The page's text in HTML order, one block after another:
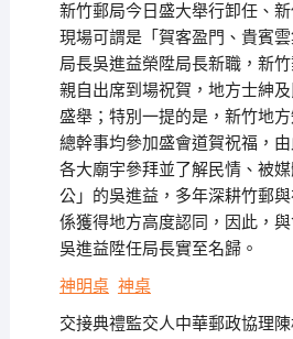
新竹郵局今日盛大舉行卸任、新
現場可謂是「賀客盈門、貴賓
局長吳進益榮陞局長新職，新
親自出席到場祝賀，地方士紳
盛舉；特別一提的是，新竹地
總幹事均參加盛會道賀祝福，
各大廟宇參拜並了解民情、被
公」的吳進益，多年深耕竹郵
係獲得地方高度認同，因此，
吳進益陞任局長實至名歸。
神明桌 神桌
交接典禮監交人中華郵政協理